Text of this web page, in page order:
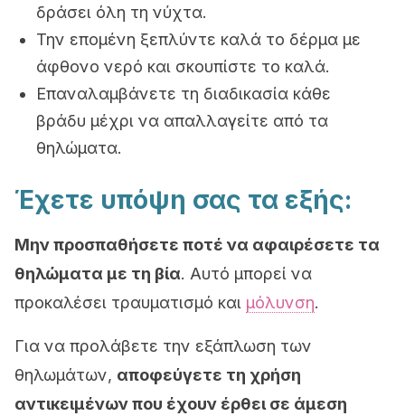
δράσει όλη τη νύχτα.
Την επομένη ξεπλύντε καλά το δέρμα με
άφθονο νερό και σκουπίστε το καλά.
Επαναλαμβάνετε τη διαδικασία κάθε
βράδυ μέχρι να απαλλαγείτε από τα
θηλώματα.
Έχετε υπόψη σας τα εξής:
Μην προσπαθήσετε ποτέ να αφαιρέσετε τα
θηλώματα με τη βία. Αυτό μπορεί να
προκαλέσει τραυματισμό και μόλυνση.
Για να προλάβετε την εξάπλωση των
θηλωμάτων, αποφεύγετε τη χρήση
αντικειμένων που έχουν έρθει σε άμεση